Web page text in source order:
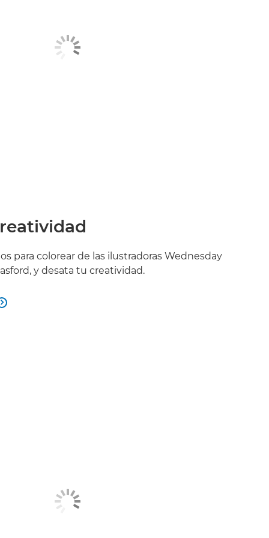
para colorear de las ilustradoras Wednesday
y desata tu creatividad.
